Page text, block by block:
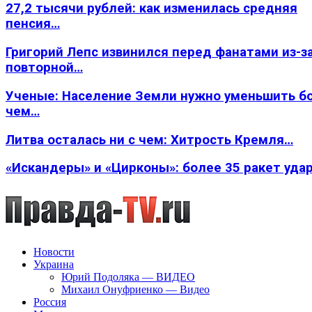
27,2 тысячи рублей: как изменилась средняя
пенсия…
Григорий Лепс извинился перед фанатами из-
повторной…
Ученые: Население Земли нужно уменьшить
чем…
Литва осталась ни с чем: Хитрость Кремля…
«Искандеры» и «Цирконы»: более 35 ракет
Новости
Украина
Юрий Подоляка — ВИДЕО
Михаил Онуфриенко — Видео
Россия